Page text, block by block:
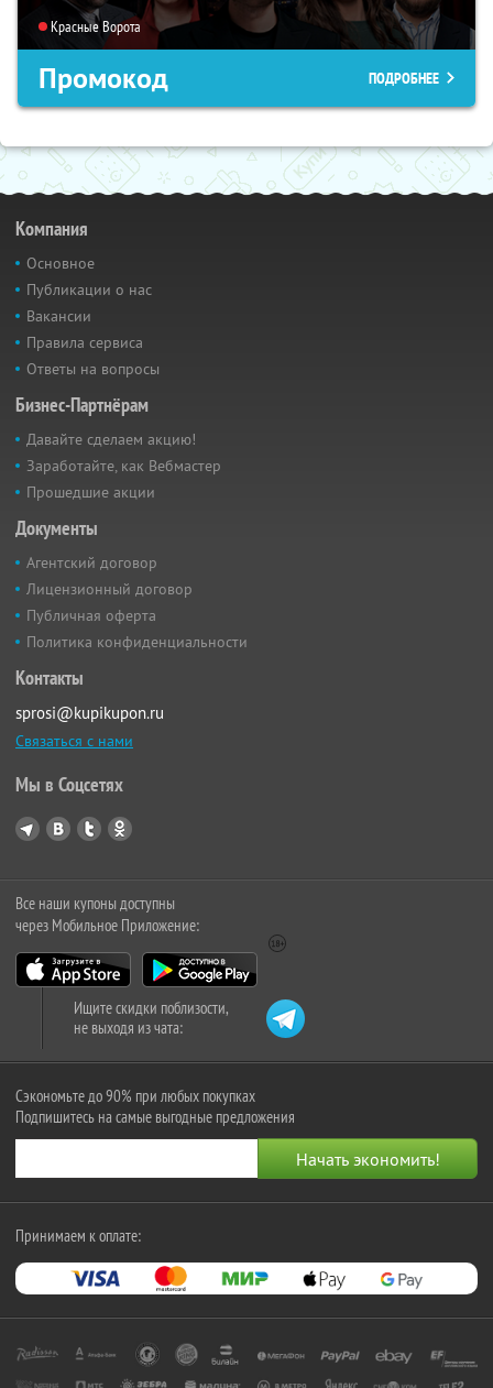
Красные Ворота
Промокод ПОДРОБНЕЕ
Компания
Основное
Публикации о нас
Вакансии
Правила сервиса
Ответы на вопросы
Бизнес-Партнёрам
Давайте сделаем акцию!
Заработайте, как Вебмастер
Прошедшие акции
Документы
Агентский договор
Лицензионный договор
Публичная оферта
Политика конфиденциальности
Контакты
sprosi@kupikupon.ru
Связаться с нами
Мы в Соцсетях
Все наши купоны доступны
через Мобильное Приложение:
Ищите скидки поблизости,
не выходя из чата:
Сэкономьте до 90% при любых покупках
Подпишитесь на самые выгодные предложения
Принимаем к оплате: